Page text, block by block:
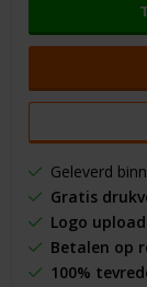
Geleverd
Gratis
Logo
Betalen op
100%